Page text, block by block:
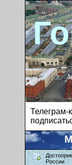
России